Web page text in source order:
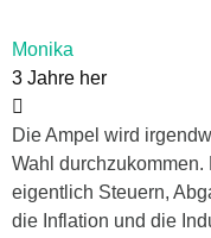
Monika
3 Jahre her
Die Ampel wird
Wahl
eigentlich Steuern,
die Inflation und die